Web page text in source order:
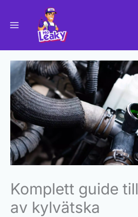
innehåll
Komplett guide
av kylvätska